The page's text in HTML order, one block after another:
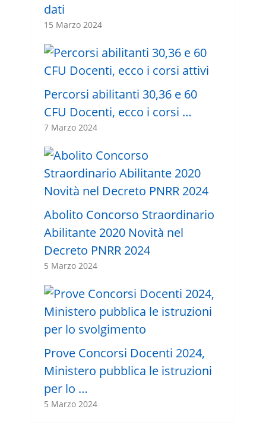
dati
15 Marzo 2024
Percorsi abilitanti 30,36 e 60
CFU Docenti, ecco i corsi …
7 Marzo 2024
Abolito Concorso Straordinario
Abilitante 2020 Novità nel
Decreto PNRR 2024
5 Marzo 2024
Prove Concorsi Docenti 2024,
Ministero pubblica le istruzioni
per lo …
5 Marzo 2024